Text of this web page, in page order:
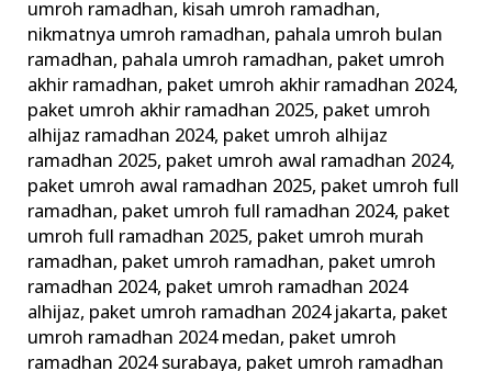
umroh ramadhan, kisah umroh ramadhan,
nikmatnya umroh ramadhan, pahala umroh bulan
ramadhan, pahala umroh ramadhan, paket umroh
akhir ramadhan, paket umroh akhir ramadhan 2024,
paket umroh akhir ramadhan 2025, paket umroh
alhijaz ramadhan 2024, paket umroh alhijaz
ramadhan 2025, paket umroh awal ramadhan 2024,
paket umroh awal ramadhan 2025, paket umroh full
ramadhan, paket umroh full ramadhan 2024, paket
umroh full ramadhan 2025, paket umroh murah
ramadhan, paket umroh ramadhan, paket umroh
ramadhan 2024, paket umroh ramadhan 2024
alhijaz, paket umroh ramadhan 2024 jakarta, paket
umroh ramadhan 2024 medan, paket umroh
ramadhan 2024 surabaya, paket umroh ramadhan